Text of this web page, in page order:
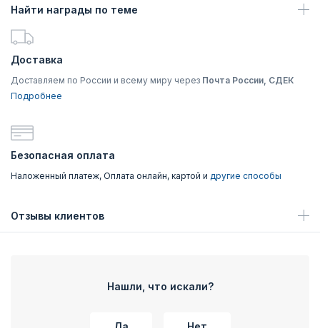
Найти награды по теме
Доставка
Доставляем по России и всему миру через Почта России, СДЕК
Подробнее
Безопасная оплата
Наложенный платеж, Оплата онлайн, картой и другие способы
Отзывы клиентов
Нашли, что искали?